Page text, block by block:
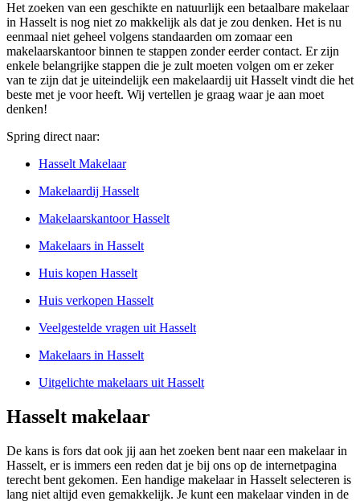
Het zoeken van een geschikte en natuurlijk een betaalbare makelaar
in Hasselt is nog niet zo makkelijk als dat je zou denken. Het is nu
eenmaal niet geheel volgens standaarden om zomaar een
makelaarskantoor binnen te stappen zonder eerder contact. Er zijn
enkele belangrijke stappen die je zult moeten volgen om er zeker
van te zijn dat je uiteindelijk een makelaardij uit Hasselt vindt die het
beste met je voor heeft. Wij vertellen je graag waar je aan moet
denken!
Spring direct naar:
Hasselt Makelaar
Makelaardij Hasselt
Makelaarskantoor Hasselt
Makelaars in Hasselt
Huis kopen Hasselt
Huis verkopen Hasselt
Veelgestelde vragen uit Hasselt
Makelaars in Hasselt
Uitgelichte makelaars uit Hasselt
Hasselt makelaar
De kans is fors dat ook jij aan het zoeken bent naar een makelaar in
Hasselt, er is immers een reden dat je bij ons op de internetpagina
terecht bent gekomen. Een handige makelaar in Hasselt selecteren is
lang niet altijd even gemakkelijk. Je kunt een makelaar vinden in de